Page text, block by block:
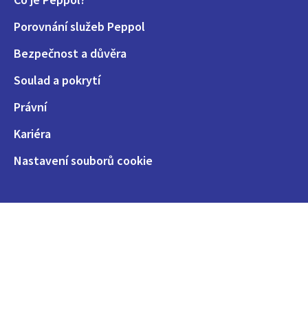
Porovnání služeb Peppol
Bezpečnost a důvěra
Soulad a pokrytí
Právní
Kariéra
Nastavení souborů cookie